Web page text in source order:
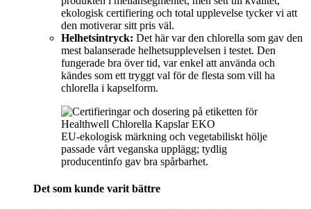
ekologisk certifiering och total upplevelse tycker vi att
den motiverar sitt pris väl.
Helhetsintryck: Det här var den chlorella som gav den
mest balanserade helhetsupplevelsen i testet. Den
fungerade bra över tid, var enkel att använda och
kändes som ett tryggt val för de flesta som vill ha
chlorella i kapselform.
EU-ekologisk märkning och vegetabiliskt hölje
passade vårt veganska upplägg; tydlig
producentinfo gav bra spårbarhet.
Det som kunde varit bättre